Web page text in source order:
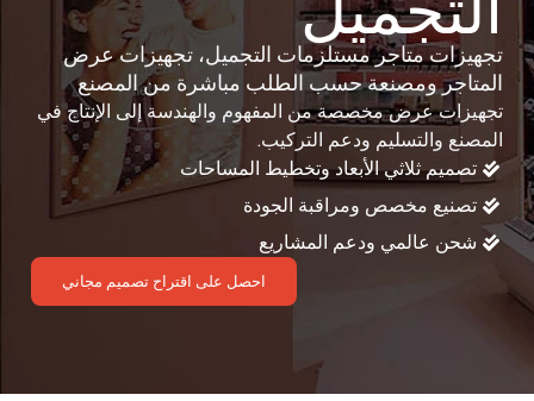
تجهيزات متاجر مستلزمات التجميل، تجهيزات عرض
المتاجر ومصنعة حسب الطلب مباشرة من المصنع
تجهيزات عرض مخصصة من المفهوم والهندسة إلى الإنتاج في
المصنع والتسليم ودعم التركيب.
تصميم ثلاثي الأبعاد وتخطيط المساحات
تصنيع مخصص ومراقبة الجودة
شحن عالمي ودعم المشاريع
احصل على اقتراح تصميم مجاني